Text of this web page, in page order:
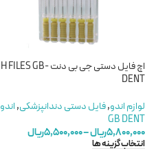
اچ فایل دستی جی بی دنت -H FILES GB
DENT
لوازم اندو,فایل دستی دندانپزشکی,اندو
GB DENT
۵,۸۰۰,۰۰۰ریال–۵,۵۰۰,۰۰۰ریال
انتخاب گزینه ها